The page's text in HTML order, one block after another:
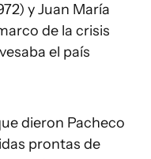
y Juan María
de la crisis
el país
dieron Pacheco
prontas de